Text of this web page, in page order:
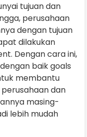
tujuan dan
perusahaan
dengan tujuan
dilakukan
Dengan cara ini,
baik goals
membantu
dan
masing-
lebih mudah